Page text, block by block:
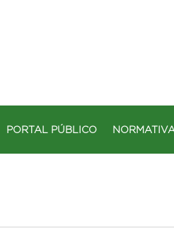
PORTAL PÚBLICO